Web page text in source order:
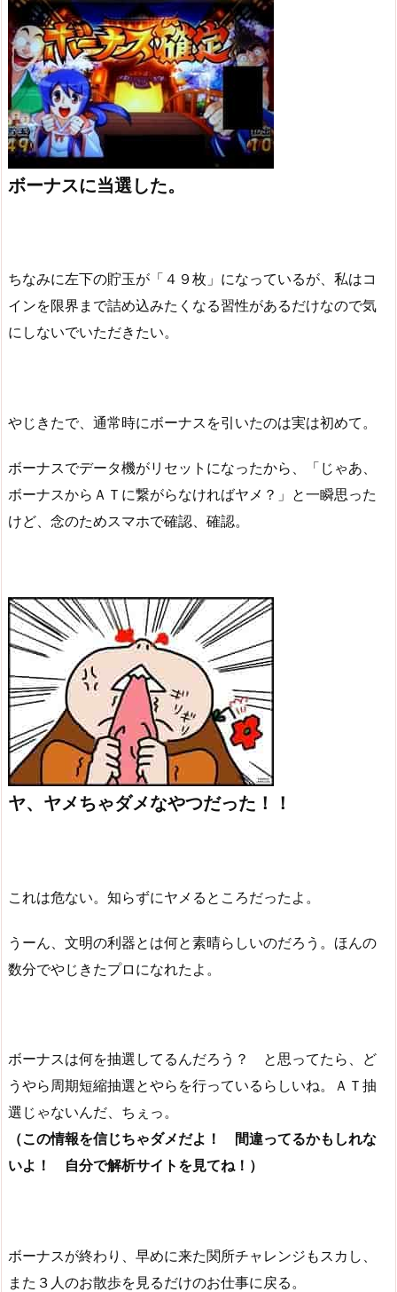
ボーナスに当選した。
ちなみに左下の貯玉が「４９枚」になっているが、私はコ
インを限界まで詰め込みたくなる習性があるだけなので気
にしないでいただきたい。
やじきたで、通常時にボーナスを引いたのは実は初めて。
ボーナスでデータ機がリセットになったから、「じゃあ、
ボーナスからＡＴに繋がらなければヤメ？」と一瞬思った
けど、念のためスマホで確認、確認。
ヤ、ヤメちゃダメなやつだった！！
これは危ない。知らずにヤメるところだったよ。
うーん、文明の利器とは何と素晴らしいのだろう。ほんの
数分でやじきたプロになれたよ。
ボーナスは何を抽選してるんだろう？ と思ってたら、ど
うやら周期短縮抽選とやらを行っているらしいね。ＡＴ抽
選じゃないんだ、ちぇっ。
（この情報を信じちゃダメだよ！ 間違ってるかもしれな
いよ！ 自分で解析サイトを見てね！）
ボーナスが終わり、早めに来た関所チャレンジもスカし、
また３人のお散歩を見るだけのお仕事に戻る。